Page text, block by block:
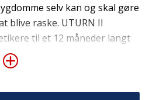
selv kan og skal gøre
blive raske. UTURN II
til et 12 måneder langt
den nuværende
vil teste og vise, at en
og TryghedsGruppens